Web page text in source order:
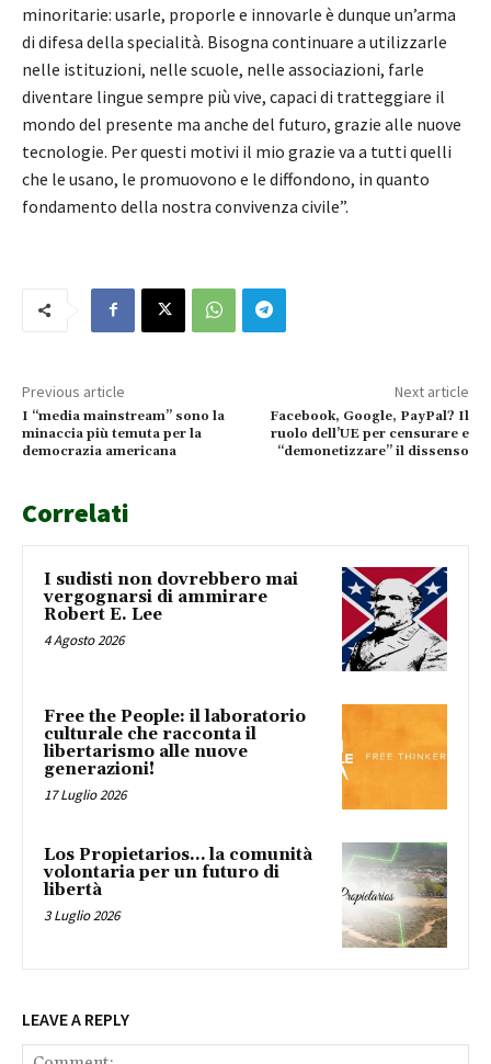
minoritarie: usarle, proporle e innovarle è dunque un’arma
di difesa della specialità. Bisogna continuare a utilizzarle
nelle istituzioni, nelle scuole, nelle associazioni, farle
diventare lingue sempre più vive, capaci di tratteggiare il
mondo del presente ma anche del futuro, grazie alle nuove
tecnologie. Per questi motivi il mio grazie va a tutti quelli
che le usano, le promuovono e le diffondono, in quanto
fondamento della nostra convivenza civile”.
Previous article
I “media mainstream” sono la
minaccia più temuta per la
democrazia americana
Next article
Facebook, Google, PayPal? Il
ruolo dell’UE per censurare e
“demonetizzare” il dissenso
Correlati
I sudisti non dovrebbero mai
vergognarsi di ammirare
Robert E. Lee
4 Agosto 2026
Free the People: il laboratorio
culturale che racconta il
libertarismo alle nuove
generazioni!
17 Luglio 2026
Los Propietarios… la comunità
volontaria per un futuro di
libertà
3 Luglio 2026
LEAVE A REPLY